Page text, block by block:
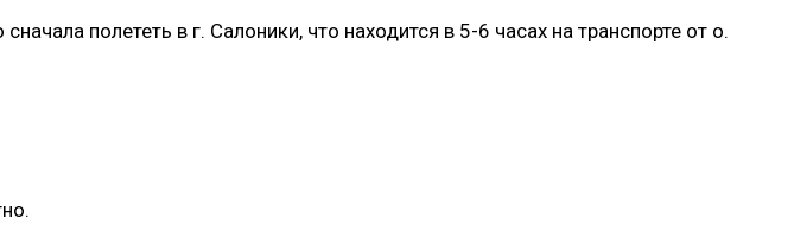
полететь в г. Салоники, что находится в 5-6 часах на транспорте от о.